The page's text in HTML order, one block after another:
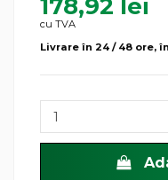
178,92 lei
cu TVA
Livrare în 24 / 48 ore,